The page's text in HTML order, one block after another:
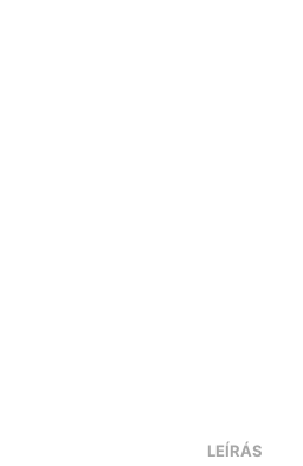
LEÍRÁS